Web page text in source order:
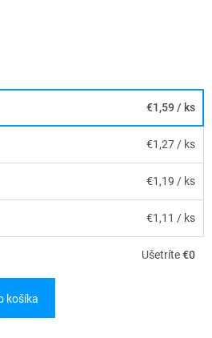
€1,59 / ks
€1,27/ ks
€1,19 / ks
€1,11 / ks
Ušetríte€0
košíka